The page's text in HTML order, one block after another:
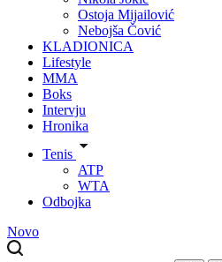
Ostoja Mijailović
Nebojša Čović
KLADIONICA
Lifestyle
MMA
Boks
Intervju
Hronika
Tenis
ATP
WTA
Odbojka
Novo